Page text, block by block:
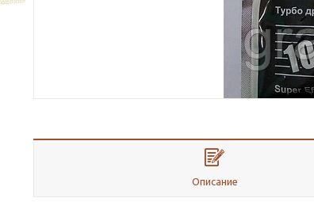
Описание